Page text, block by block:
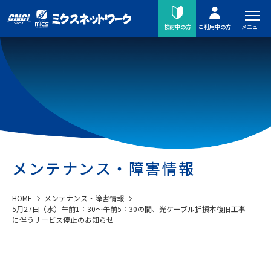
検討中の方 ご利用中の方 メニュー
メンテナンス・障害情報
HOME
メンテナンス・障害情報
5月27日（水）午前1：30～午前5：30の間、光ケーブル折損本復旧工事
に伴うサービス停止のお知らせ